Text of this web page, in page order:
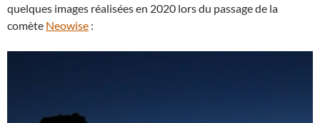
quelques images réalisées en 2020 lors du passage de la
comète Neowise :